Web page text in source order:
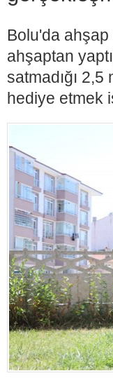
Bolu'da ahşap
ahşaptan
satmadığı
hediye etmek